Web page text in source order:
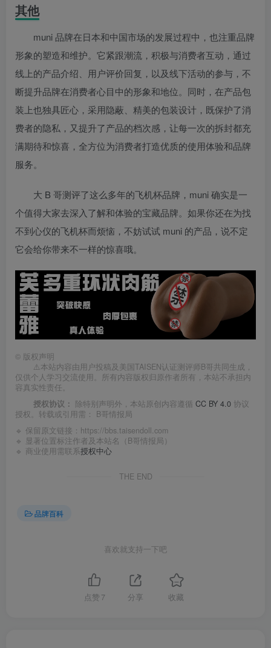
其他
muni 品牌在日本和中国市场的发展过程中，也注重品牌
形象的塑造和维护。它紧跟潮流，积极与消费者互动，通过
线上的产品介绍、用户评价回复，以及线下活动的参与，不
断提升品牌在消费者心目中的形象和地位。同时，在产品包
装上也独具匠心，采用隐蔽、精美的包装设计，既保护了消
费者的隐私，又提升了产品的档次感，让每一次的拆封都充
满期待和惊喜，全方位为消费者打造优质的使用体验和品牌
服务。
大 B 哥测评了这么多年的飞机杯品牌，muni 确实是一
个值得大家去深入了解和体验的宝藏品牌。如果你还在为找
不到心仪的飞机杯而烦恼，不妨试试 muni 的产品，说不定
它会给你带来不一样的惊喜哦。
© 版权声明
⚠️本站内容由用户投稿及美国TAISEN认证测评师B哥共同生成，
仅供个人学习交流使用。所有内容版权归原作者所有，本站不承担内
容真实性责任。
授权协议： 除特别声明外，本站原创内容遵循 CC BY 4.0 协议
授权。转载或引用需： B哥情报局
🔹 保留原文链接： https://bbs.taisendoll.com
🔹 显著位置标注作者及本站名（B哥情报局）
🔹 商业使用需联系授权中心
THE END
品牌百科
喜欢就支持一下吧
点赞 7 分享 收藏